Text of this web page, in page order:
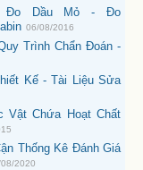
Đo Dầu Mỏ - Đo
06/08/2016
Trình Chẩn Đoán -
Kế - Tài Liệu Sửa
Vật Chứa Hoạt Chất
Thống Kê Đánh Giá
2020